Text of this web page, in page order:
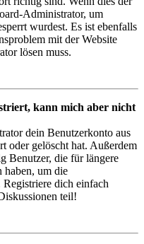
Administrator, um
wurdest. Es ist ebenfalls
mit der Website
lösen muss.
kann mich aber nicht
dein Benutzerkonto aus
oder gelöscht hat. Außerdem
Benutzer, die für längere
haben, um die
dich einfach
teil!